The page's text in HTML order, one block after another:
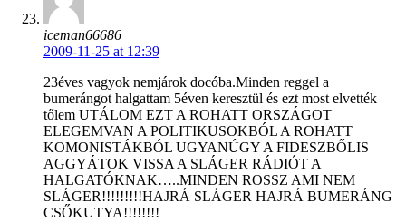
iceman66686
2009-11-25 at 12:39
23éves vagyok nemjárok docóba.Minden reggel a
bumerángot halgattam 5éven keresztül és ezt most elvették
tőlem UTÁLOM EZT A ROHATT ORSZÁGOT
ELEGEMVAN A POLITIKUSOKBÓL A ROHATT
KOMONISTÁKBÓL UGYANÚGY A FIDESZBŐLIS
AGGYÁTOK VISSA A SLÁGER RÁDIÓT A
HALGATÓKNAK…..MINDEN ROSSZ AMI NEM
SLÁGER!!!!!!!!!HAJRÁ SLÁGER HAJRÁ BUMERÁNG
CSŐKUTYA!!!!!!!!